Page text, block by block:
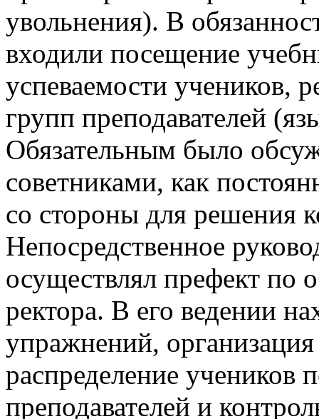
увольнения). В
входили посещение
успеваемости учеников,
групп преподавателей
Обязательным было
советниками, как
со стороны для решения
Непосредственное
осуществлял префект
ректора. В его ведении
упражнений,
распределение учеников
преподавателей и